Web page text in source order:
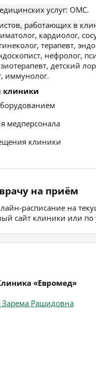
услуг: ОМС.
работающих в
кардиолог,
терапевт,
нефролог,
детский
иммунолог.
клиники
медперсонала
клиники
на приём
расписание на
сайт клиники или по
«Евромед»
Зарема Рашидовна